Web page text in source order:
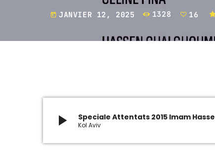
today JANVIER 12, 2025 1328 16
play_arrow Speciale Attentats 2015 Imam
Kol Aviv